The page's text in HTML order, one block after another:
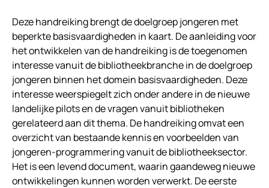
Deze handreiking brengt de doelgroep jongeren met
beperkte basisvaardigheden in kaart. De aanleiding voor
het ontwikkelen van de handreiking is de toegenomen
interesse vanuit de bibliotheekbranche in de doelgroep
jongeren binnen het domein basisvaardigheden. Deze
interesse weerspiegelt zich onder andere in de nieuwe
landelijke pilots en de vragen vanuit bibliotheken
gerelateerd aan dit thema. De handreiking omvat een
overzicht van bestaande kennis en voorbeelden van
jongeren-programmering vanuit de bibliotheeksector.
Het is een levend document, waarin gaandeweg nieuwe
ontwikkelingen kunnen worden verwerkt. De eerste